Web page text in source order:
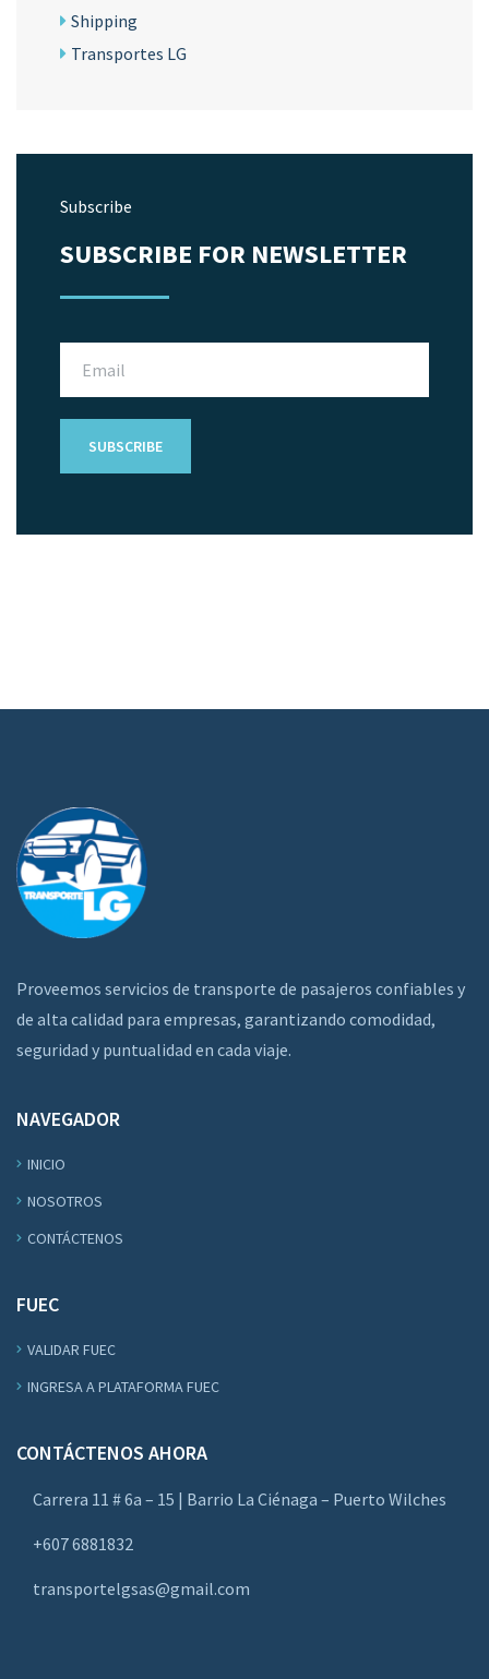
Shipping
Transportes LG
Subscribe
SUBSCRIBE FOR NEWSLETTER
Proveemos servicios de transporte de pasajeros confiables y
de alta calidad para empresas, garantizando comodidad,
seguridad y puntualidad en cada viaje.
NAVEGADOR
INICIO
NOSOTROS
CONTÁCTENOS
FUEC
VALIDAR FUEC
INGRESA A PLATAFORMA FUEC
CONTÁCTENOS AHORA
Carrera 11 # 6a – 15 | Barrio La Ciénaga – Puerto Wilches
+607 6881832
transportelgsas@gmail.com